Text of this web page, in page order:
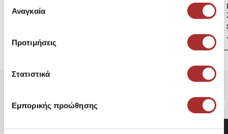
των υπηρεσιών τους.
συγκατάθεσης
Αναγκαία
Προτιμήσεις
Στατιστικά
Εμπορικής προώθησης
Emerson 232.EM41.95A